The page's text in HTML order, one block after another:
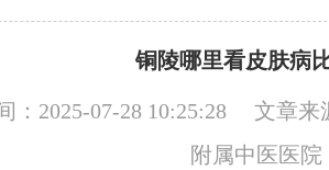
铜陵哪里看皮肤病
：2025-07-28 10:25:28 文章来
附属中医医院